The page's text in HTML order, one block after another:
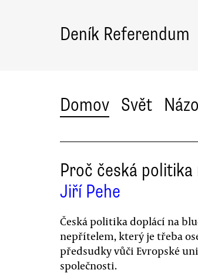
Deník Referendum
Domov Svět
Proč česká
Jiří Pehe
Česká politika doplácí na
nepřítelem, který je třeba
předsudky vůči Evropské
společnosti.